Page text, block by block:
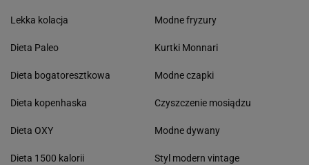
Lekka kolacja
Dieta Paleo
Dieta bogatoresztkowa
Dieta kopenhaska
Dieta OXY
Dieta 1500 kalorii
Modne fryzury
Kurtki Monnari
Modne czapki
Czyszczenie mosiądzu
Modne dywany
Styl modern vintage